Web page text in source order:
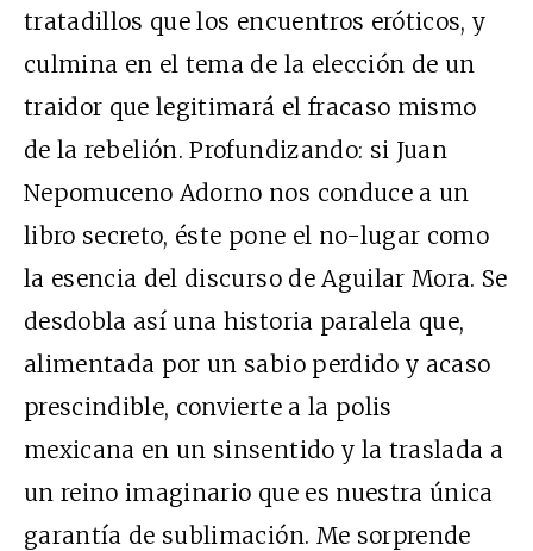
tratadillos que los encuentros eróticos, y
culmina en el tema de la elección de un
traidor que legitimará el fracaso mismo
de la rebelión. Profundizando: si Juan
Nepomuceno Adorno nos conduce a un
libro secreto, éste pone el no-lugar como
la esencia del discurso de Aguilar Mora. Se
desdobla así una historia paralela que,
alimentada por un sabio perdido y acaso
prescindible, convierte a la polis
mexicana en un sinsentido y la traslada a
un reino imaginario que es nuestra única
garantía de sublimación. Me sorprende